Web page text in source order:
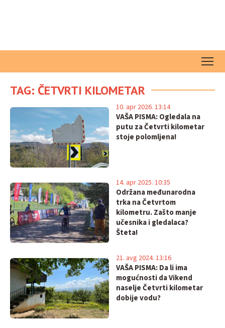
TAG: ČETVRTI KILOMETAR
VAŠA PISMA: Ogledala na
putu za Četvrti kilometar
stoje polomljena!
10. apr 2026. 13:14
Održana međunarodna
trka na Četvrtom
kilometru. Zašto manje
učesnika i gledalaca?
Šteta!
14. apr 2025. 10:35
VAŠA PISMA: Da li ima
mogućnosti da Vikend
naselje Četvrti kilometar
dobije vodu?
21. avg 2024. 13:16